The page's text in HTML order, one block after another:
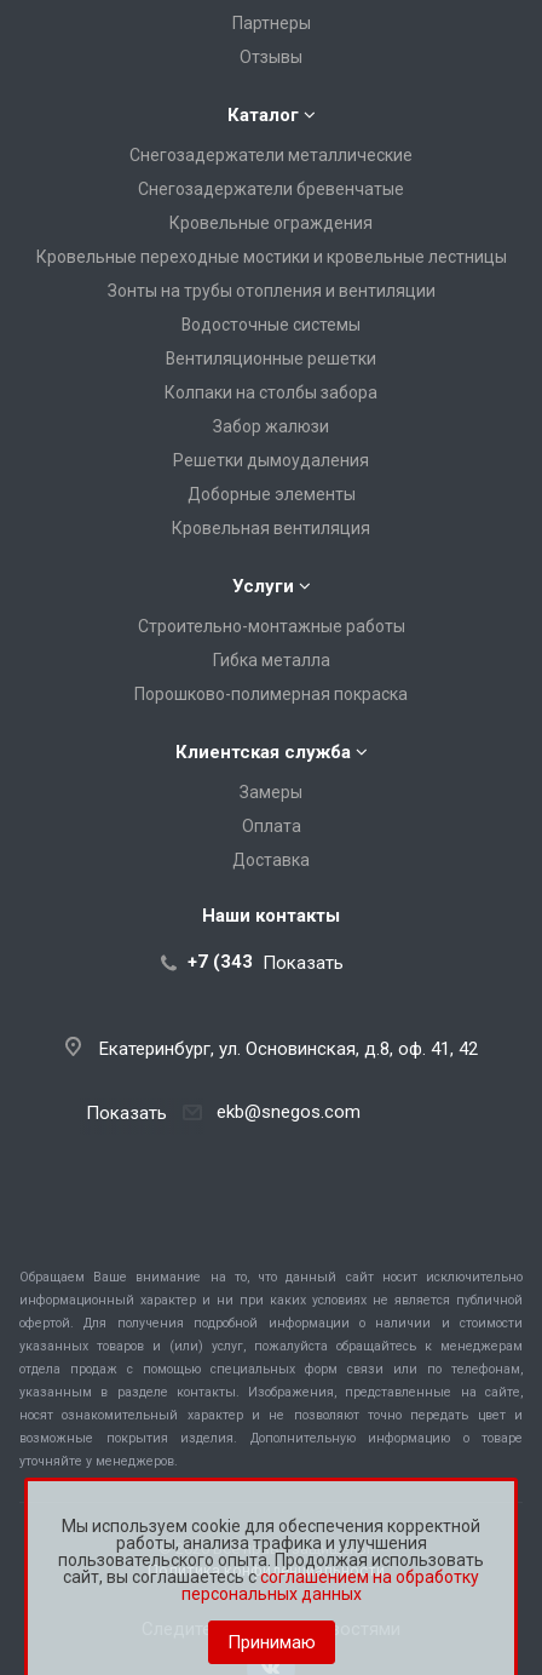
Партнеры
Отзывы
Каталог
Снегозадержатели металлические
Снегозадержатели бревенчатые
Кровельные ограждения
Кровельные переходные мостики и кровельные лестницы
Зонты на трубы отопления и вентиляции
Водосточные системы
Вентиляционные решетки
Колпаки на столбы забора
Забор жалюзи
Решетки дымоудаления
Доборные элементы
Кровельная вентиляция
Услуги
Строительно-монтажные работы
Гибка металла
Порошково-полимерная покраска
Клиентская служба
Замеры
Оплата
Доставка
Наши контакты
+7 (343) 288-07-25
Показать
Екатеринбург, ул. Основинская, д.8, оф. 41, 42
ekb@snegos.com
Показать
Обращаем Ваше внимание на то, что данный сайт носит исключительно
информационный характер и ни при каких условиях не является публичной
офертой. Для получения подробной информации о наличии и стоимости
указанных товаров и (или) услуг, пожалуйста обращайтесь к менеджерам
отдела продаж с помощью специальных форм связи или по телефонам,
указанным в разделе контакты. Изображения, представленные на сайте,
носят ознакомительный характер и не позволяют точно передать цвет и
возможные покрытия изделия. Дополнительную информацию о товаре
уточняйте у менеджеров.
© 2026 Все права защищены.
Политика конфиденциальности
Следите за нашими новостями
Мы используем cookie для обеспечения корректной
работы, анализа трафика и улучшения
пользовательского опыта. Продолжая использовать
сайт, вы соглашаетесь ссоглашением на обработку
персональных данных
Принимаю